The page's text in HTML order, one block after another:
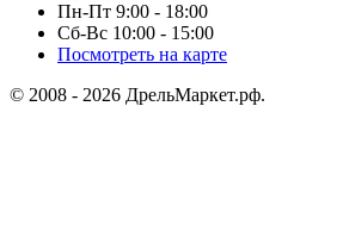
Пн-Пт 9:00 - 18:00
Сб-Вс 10:00 - 15:00
Посмотреть на карте
© 2008 - 2026 ДрельМаркет.рф.